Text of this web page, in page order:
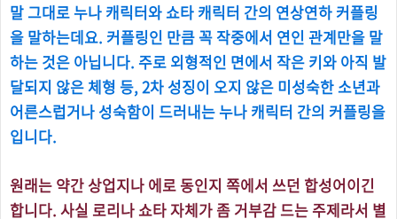
말 그대로 누나 캐릭터와 쇼타 캐릭터 간의 연상연하 커플링
을 말하는데요. 커플링인 만큼 꼭 작중에서 연인 관계만을 말
하는 것은 아닙니다. 주로 외형적인 면에서 작은 키와 아직 발
달되지 않은 체형 등, 2차 성징이 오지 않은 미성숙한 소년과
어른스럽거나 성숙함이 드러내는 누나 캐릭터 간의 커플링을
입니다.
원래는 약간 상업지나 에로 동인지 쪽에서 쓰던 합성어이긴
합니다. 사실 로리나 쇼타 자체가 좀 거부감 드는 주제라서 별